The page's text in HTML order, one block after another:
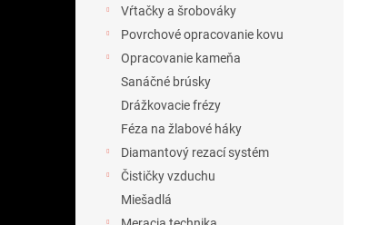
Vŕtačky a šrobováky
Povrchové opracovanie kovu
Opracovanie kameňa
Sanáčné brúsky
Drážkovacie frézy
Féza na žlabové háky
Diamantový rezací systém
Čističky vzduchu
Miešadlá